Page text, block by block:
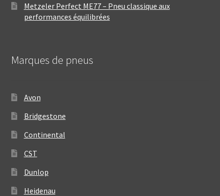
Metzeler Perfect ME77 – Pneu classique aux
performances équilibrées
Marques de pneus
Avon
Bridgestone
Continental
CST
Dunlop
Heidenau